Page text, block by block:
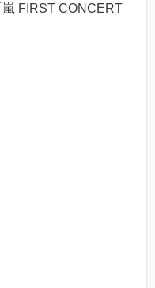
FIRST CONCERT